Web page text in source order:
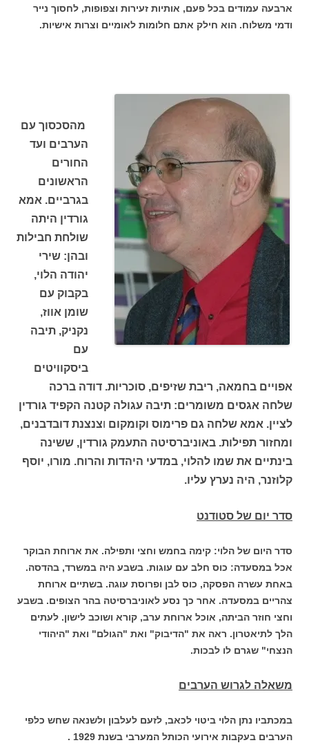
ארבעה עמודים בכל פעם, אותיות זעירות וצפופות, לחסוך נייר
ודמי משלוח. הוא חילק אתם חלומות לאומיים וצרות אישיות.
מהסכסוך עם
הערבים ועד
החורים
הראשונים
בגרביים. אמא
גורדין היתה
שולחת חבילות
ובהן: שירי
יהודה הלוי,
בקבוק עם
שומן אווז,
נקניק, תיבה
עם
ביסקוויטים
אפויים בחמאה, ריבת שזיפים, סוכריות. דודה ברכה
שלחה אגסים משומרים: תיבה עגולה קטנה הקפיד גורדין
לציין. אמא שלחה גם פרימוס וקומקוםו צנצנת דובדבנים,
ומחזור תפילות. באוניברסיטה התעמק גורדין, ששינה
בינתיים את שמו להלוי, במדעי היהדות והרוח. מורו, יוסף
קלוזנר, היה נערץ עליו.
סדר יום של סטודנט
סדר היום של הלוי: קימה בחמש וחצי ותפילה. את ארוחת הבוקר
אכל במסעדה: כוס חלב עם עוגות. בשבע היה במשרד, בהדסה.
באחת עשרה הפסקה, כוס לבן ופרוסת עוגה. בשתיים ארוחת
צהריים במסעדה. אחר כך נסע לאוניברסיטה בהר הצופים. בשבע
וחצי חוזר הביתה, אוכל ארוחת ערב, קורא ושוכב לישון. לעתים
הלך לתיאטרון. ראה את "הדיבוק" ואת "הגולם" ואת "היהודי
הנצחי" שגרם לו לבכות.
משאלה לגרוש הערבים
במכתביו נתן הלוי ביטוי לכאב, לזעם לעלבון ולשנאה שחש כלפי
הערבים בעקבות אירועי הכותל המערבי בשנת 1929 .